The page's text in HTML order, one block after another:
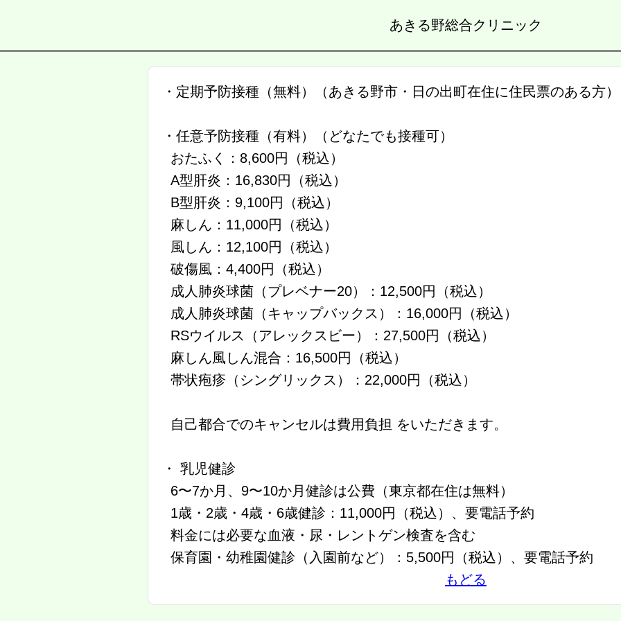
あきる野総合クリニック
・定期予防接種（無料）（あきる野市・日の出町在住に住民票のある方
・任意予防接種（有料）（どなたでも接種可）
おたふく：8,600円（税込）
A型肝炎：16,830円（税込）
B型肝炎：9,100円（税込）
麻しん：11,000円（税込）
風しん：12,100円（税込）
破傷風：4,400円（税込）
成人肺炎球菌（プレベナー20）：12,500円（税込）
成人肺炎球菌（キャップバックス）：16,000円（税込）
RSウイルス（アレックスビー）：27,500円（税込）
麻しん風しん混合：16,500円（税込）
帯状疱疹（シングリックス）：22,000円（税込）
自己都合でのキャンセルは費用負担 をいただきます。
・ 乳児健診
6〜7か月、9〜10か月健診は公費（東京都在住は無料）
1歳・2歳・4歳・6歳健診：11,000円（税込）、要電話予約
料金には必要な血液・尿・レントゲン検査を含む
保育園・幼稚園健診（入園前など）：5,500円（税込）、要電話予約
もどる